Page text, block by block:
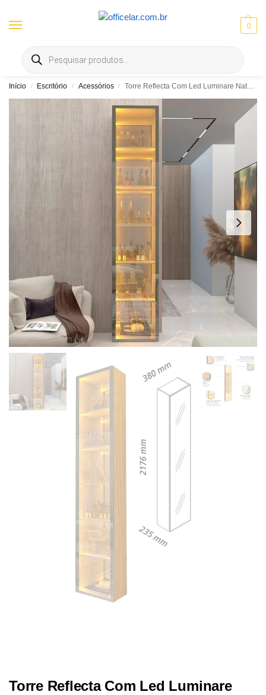
0
Entrega gratis em Goiânia e Aparecida | ⚡ 10% OFF no Pix
Início / Escritório / Acessórios / Torre Reflecta Com Led Luminare Nature 038
Torre Reflecta Com Led Luminare